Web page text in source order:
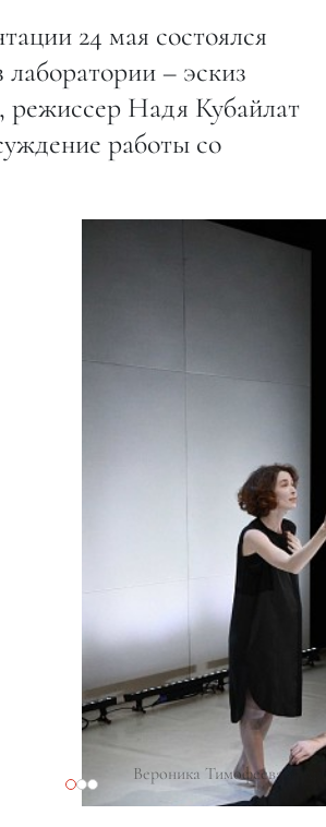
24 мая состоялся
– эскиз
режиссер Надя Кубайлат
работы со
Вероника Тимофеева и